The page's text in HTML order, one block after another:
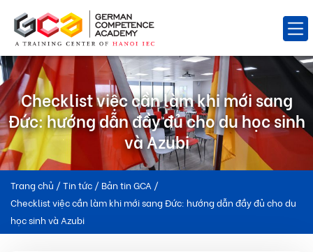
Checklist việc cần làm khi mới sang
Đức: hướng dẫn đầy đủ cho du học sinh
và Azubi
Trang chủ /Tin tức / Bản tin GCA /
Checklist việc cần làm khi mới sang Đức: hướng dẫn đầy đủ cho du
học sinh và Azubi